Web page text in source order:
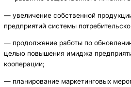
— увеличение собственной
предприятий системы
— продолжение работы по
целью повышения имиджа
кооперации;
— планирование маркетинговых